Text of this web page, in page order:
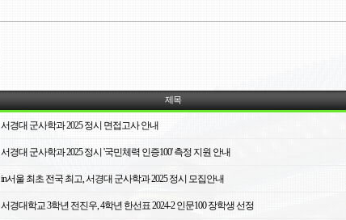
제목
서경대 군사학과 2025 정시 면접고사 안내
서경대 군사학과 2025 정시 '국민체력 인증100' 측정 지원 안내
in서울 최초 전국 최고, 서경대 군사학과 2025 정시 모집안내
서경대학교 3학년 전진우, 4학년 한선표 2024-2 인문100 장학생 선정